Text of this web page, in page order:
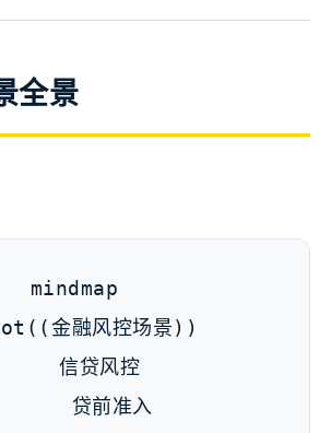
全景
mindmap
金融风控场景))
    信贷风控
贷前准入